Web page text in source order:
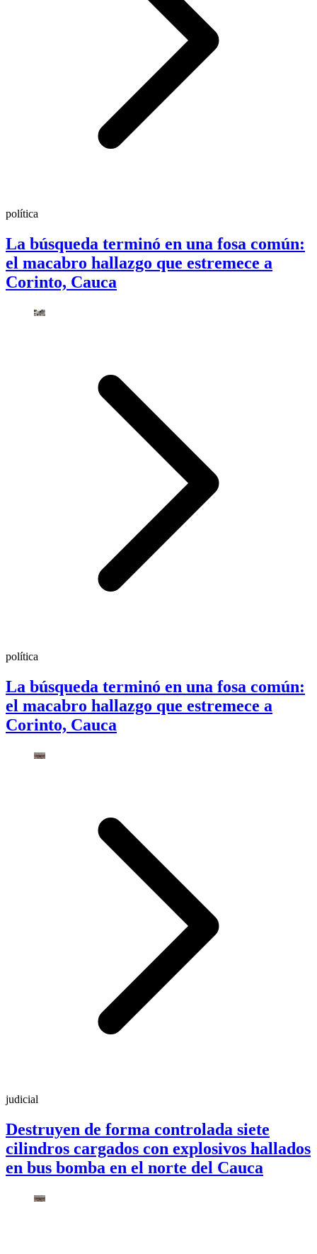
política
La búsqueda terminó en una fosa común:
el macabro hallazgo que estremece a
Corinto, Cauca
política
La búsqueda terminó en una fosa común:
el macabro hallazgo que estremece a
Corinto, Cauca
judicial
Destruyen de forma controlada siete
cilindros cargados con explosivos hallados
en bus bomba en el norte del Cauca